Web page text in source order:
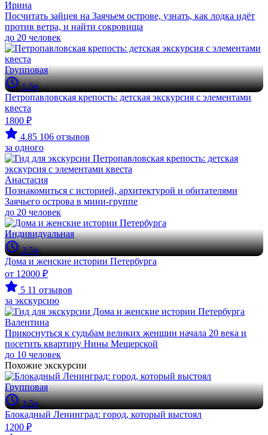
Ирина
Посчитать зайцев на Заячьем острове, узнать, как лодка идёт
против ветра, и найти сокровища
до 20 человек
Групповая
1.5ч
Петропавловская крепость: детская экскурсия с элементами
квеста
1800 ₽
4.85 106 отзывов
за одного
Анастасия
Познакомиться с историей, архитектурой и обитателями
Заячьего острова в мини-группе
до 20 человек
Индивидуальная
2.5ч
Дома и женские истории Петербурга
от 12000 ₽
5 11 отзывов
за экскурсию
Валентина
Прикоснуться к судьбам великих женщин начала 20 века и
посетить квартиру Нины Мещерской
до 10 человек
Похожие экскурсии
Групповая
3.5ч
Блокадный Ленинград: город, который выстоял
1200 ₽